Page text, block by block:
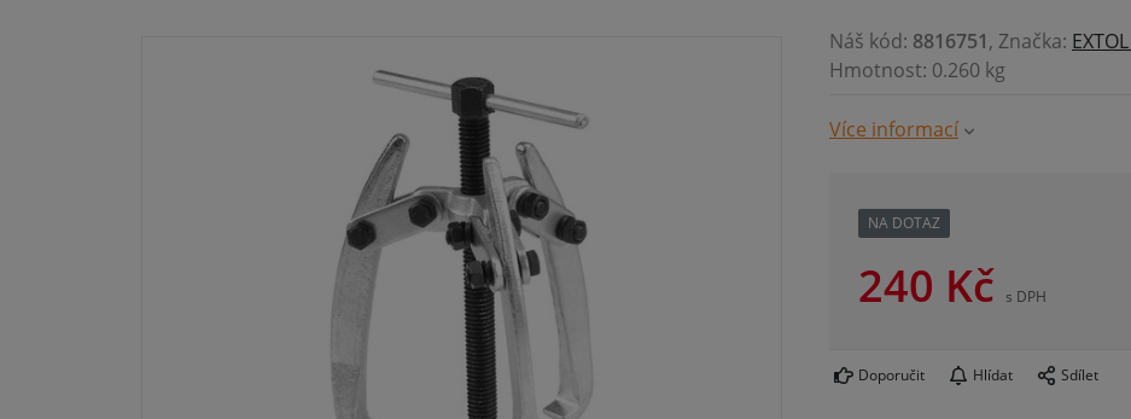
Náš kód: 8816751, Značka:
Hmotnost: 0.260 kg
Více informací
NA DOTAZ
240 Kč s DPH
Doporučit Hlídat Sdílet